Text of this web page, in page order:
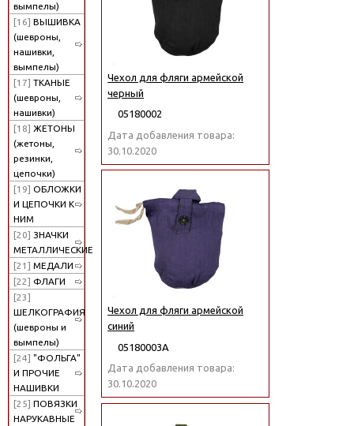
вымпелы)
[16] ВЫШИВКА
(шевроны,
нашивки,
вымпелы)
[17] ТКАНЫЕ
(шевроны,
нашивки)
[18] ЖЕТОНЫ
(жетоны,
резинки,
цепочки)
[19] ОБЛОЖКИ
И ЦЕПОЧКИ К
НИМ
[20] ЗНАЧКИ
МЕТАЛЛИЧЕСКИЕ
[21] МЕДАЛИ
[22] ФЛАГИ
[23]
ШЕЛКОГРАФИЯ
(шевроны и
вымпелы)
[24] "ФОЛЬГА"
И ПРОЧИЕ
НАШИВКИ
[25] ПОВЯЗКИ
НАРУКАВНЫЕ
Чехол для фляги армейской
черный
05180002
Дата добавления товара:
30.10.2020
Чехол для фляги армейской
синий
05180003А
Дата добавления товара:
30.10.2020